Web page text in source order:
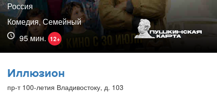
Россия
Комедия, Семейный
95 мин. 12+
Иллюзион
пр-т 100-летия Владивостоку, д. 103